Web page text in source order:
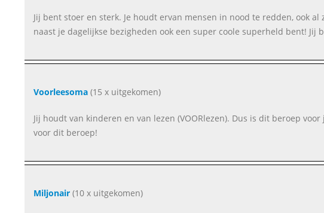
Jij bent stoer en sterk. Je houdt ervan mensen in nood te redden, ook
naast je dagelijkse bezigheden ook een super coole superheld bent! Jij
Voorleesoma(15 x uitgekomen)
Jij houdt van kinderen en van lezen (VOORlezen). Dus is dit beroep
voor dit beroep!
Miljonair(10 x uitgekomen)